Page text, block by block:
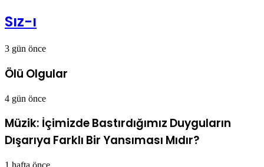
Sız-ı
3 gün önce
Ölü Olgular
4 gün önce
Müzik: İçimizde Bastırdığımız Duyguların
Dışarıya Farklı Bir Yansıması Mıdır?
1 hafta önce